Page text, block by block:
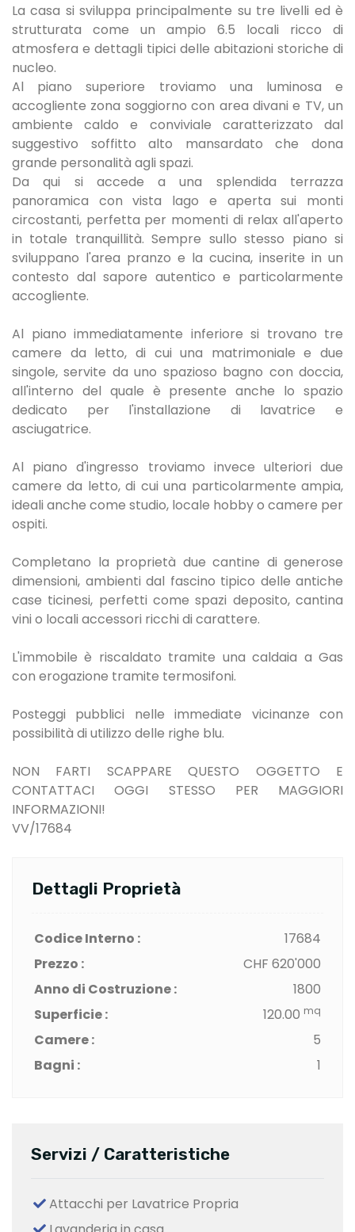
La casa si sviluppa principalmente su tre livelli ed è
strutturata come un ampio 6.5 locali ricco di
atmosfera e dettagli tipici delle abitazioni storiche di
nucleo.
Al piano superiore troviamo una luminosa e
accogliente zona soggiorno con area divani e TV, un
ambiente caldo e conviviale caratterizzato dal
suggestivo soffitto alto mansardato che dona
grande personalità agli spazi.
Da qui si accede a una splendida terrazza
panoramica con vista lago e aperta sui monti
circostanti, perfetta per momenti di relax all'aperto
in totale tranquillità. Sempre sullo stesso piano si
sviluppano l'area pranzo e la cucina, inserite in un
contesto dal sapore autentico e particolarmente
accogliente.
Al piano immediatamente inferiore si trovano tre
camere da letto, di cui una matrimoniale e due
singole, servite da uno spazioso bagno con doccia,
all'interno del quale è presente anche lo spazio
dedicato per l'installazione di lavatrice e
asciugatrice.
Al piano d'ingresso troviamo invece ulteriori due
camere da letto, di cui una particolarmente ampia,
ideali anche come studio, locale hobby o camere per
ospiti.
Completano la proprietà due cantine di generose
dimensioni, ambienti dal fascino tipico delle antiche
case ticinesi, perfetti come spazi deposito, cantina
vini o locali accessori ricchi di carattere.
L'immobile è riscaldato tramite una caldaia a Gas
con erogazione tramite termosifoni.
Posteggi pubblici nelle immediate vicinanze con
possibilità di utilizzo delle righe blu.
NON FARTI SCAPPARE QUESTO OGGETTO E
CONTATTACI OGGI STESSO PER MAGGIORI
INFORMAZIONI!
VV/17684
Dettagli Proprietà
Codice Interno :
17684
Prezzo :
CHF 620'000
Anno di Costruzione :
1800
Superficie :
120.00 mq
Camere :
5
Bagni :
1
Servizi / Caratteristiche
Attacchi per Lavatrice Propria